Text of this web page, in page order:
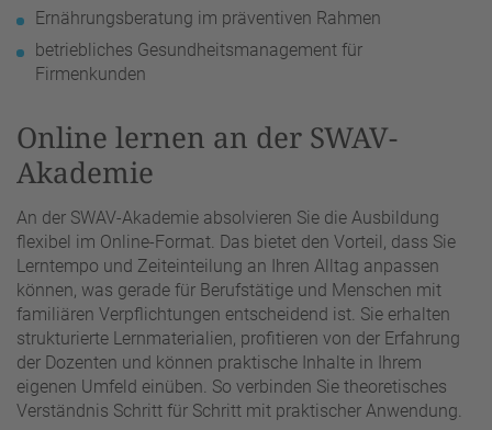
Ernährungsberatung im präventiven Rahmen
betriebliches Gesundheitsmanagement für
Firmenkunden
Online lernen an der SWAV-
Akademie
An der SWAV-Akademie absolvieren Sie die Ausbildung
flexibel im Online-Format. Das bietet den Vorteil, dass Sie
Lerntempo und Zeiteinteilung an Ihren Alltag anpassen
können, was gerade für Berufstätige und Menschen mit
familiären Verpflichtungen entscheidend ist. Sie erhalten
strukturierte Lernmaterialien, profitieren von der Erfahrung
der Dozenten und können praktische Inhalte in Ihrem
eigenen Umfeld einüben. So verbinden Sie theoretisches
Verständnis Schritt für Schritt mit praktischer Anwendung.